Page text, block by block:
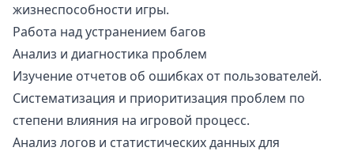
жизнеспособности игры.
Работа над устранением багов
Анализ и диагностика проблем
Изучение отчетов об ошибках от пользователей.
Систематизация и приоритизация проблем по
степени влияния на игровой процесс.
Анализ логов и статистических данных для